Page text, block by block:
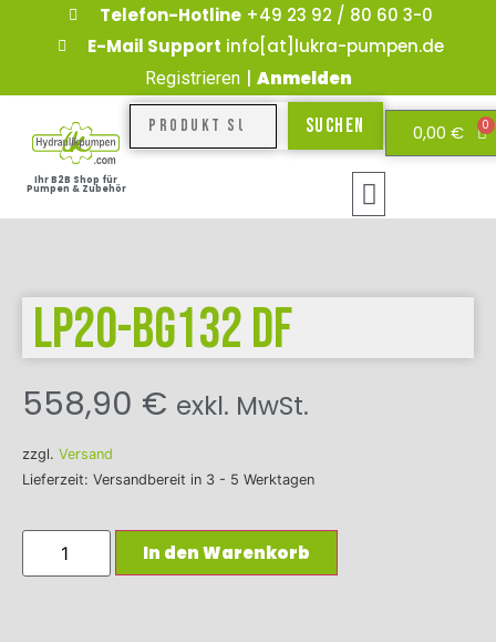
Telefon-Hotline+49 23 92 / 80 60 3-0
E-Mail Support info[at]lukra-pumpen.de
Registrieren Anmelden
Ihr B2B Shop für
Pumpen & Zubehör
Suchen 0,00 € 0
LP20-BG132 DF
558,90 € exkl. MwSt.
zzgl. Versand
Lieferzeit: Versandbereit in 3 - 5 Werktagen
In den Warenkorb